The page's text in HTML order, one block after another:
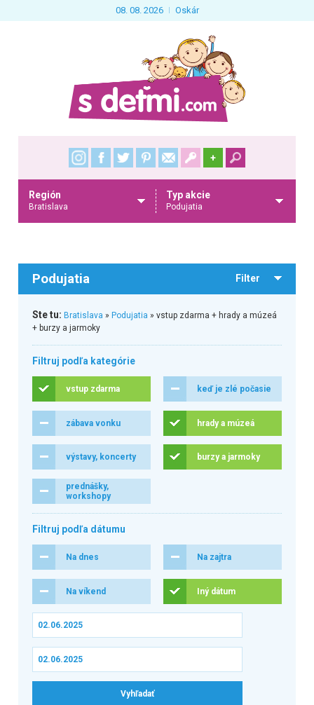
08. 08. 2026 Oskár
+
Región
Bratislava
Typ akcie
Podujatia
Podujatia Filter
Ste tu: Bratislava » Podujatia » vstup zdarma + hrady a múzeá
+ burzy a jarmoky
Filtruj podľa kategórie
vstup zdarma keď je zlé počasie
zábava vonku hrady a múzeá
výstavy, koncerty burzy a jarmoky
prednášky,
workshopy
Filtruj podľa dátumu
Na dnes Na zajtra
Na víkend Iný dátum